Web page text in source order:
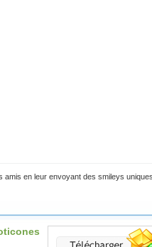
en leur envoyant des smileys